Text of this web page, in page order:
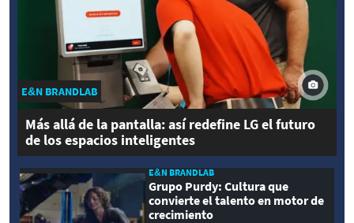
E&N BRANDLAB
Más allá de la pantalla: así redefine LG el futuro
de los espacios inteligentes
E&N BRANDLAB
Grupo Purdy: Cultura que
convierte el talento en motor de
crecimiento